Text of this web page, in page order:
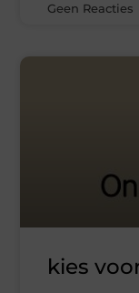
Geen Reacties
kies